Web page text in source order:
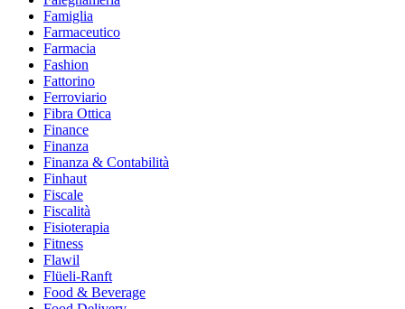
Famiglia
Farmaceutico
Farmacia
Fashion
Fattorino
Ferroviario
Fibra Ottica
Finance
Finanza
Finanza & Contabilità
Finhaut
Fiscale
Fiscalità
Fisioterapia
Fitness
Flawil
Flüeli-Ranft
Food & Beverage